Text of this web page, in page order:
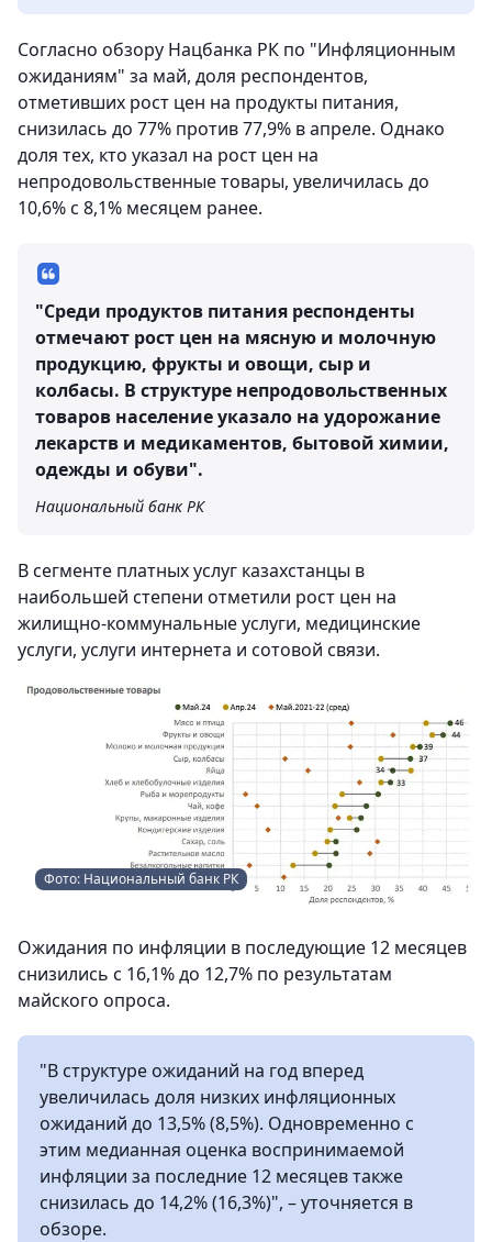
Согласно обзору Нацбанка РК по "Инфляционным
ожиданиям" за май, доля респондентов,
отметивших рост цен на продукты питания,
снизилась до 77% против 77,9% в апреле. Однако
доля тех, кто указал на рост цен на
непродовольственные товары, увеличилась до
10,6% с 8,1% месяцем ранее.
"Среди продуктов питания респонденты
отмечают рост цен на мясную и молочную
продукцию, фрукты и овощи, сыр и
колбасы. В структуре непродовольственных
товаров население указало на удорожание
лекарств и медикаментов, бытовой химии,
одежды и обуви".
Национальный банк РК
В сегменте платных услуг казахстанцы в
наибольшей степени отметили рост цен на
жилищно-коммунальные услуги, медицинские
услуги, услуги интернета и сотовой связи.
Фото: Национальный банк РК
Ожидания по инфляции в последующие 12 месяцев
снизились с 16,1% до 12,7% по результатам
майского опроса.
"В структуре ожиданий на год вперед
увеличилась доля низких инфляционных
ожиданий до 13,5% (8,5%). Одновременно с
этим медианная оценка воспринимаемой
инфляции за последние 12 месяцев также
снизилась до 14,2% (16,3%)", – уточняется в
обзоре.